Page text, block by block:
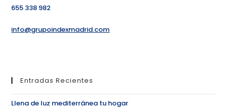
655 338 982
info@grupoindexmadrid.com
Entradas Recientes
Llena de luz mediterránea tu hogar